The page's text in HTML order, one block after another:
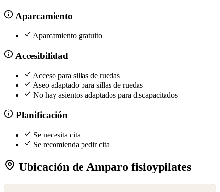
Aparcamiento
Aparcamiento gratuito
Accesibilidad
Acceso para sillas de ruedas
Aseo adaptado para sillas de ruedas
No hay asientos adaptados para discapacitados
Planificación
Se necesita cita
Se recomienda pedir cita
Ubicación de Amparo fisioypilates